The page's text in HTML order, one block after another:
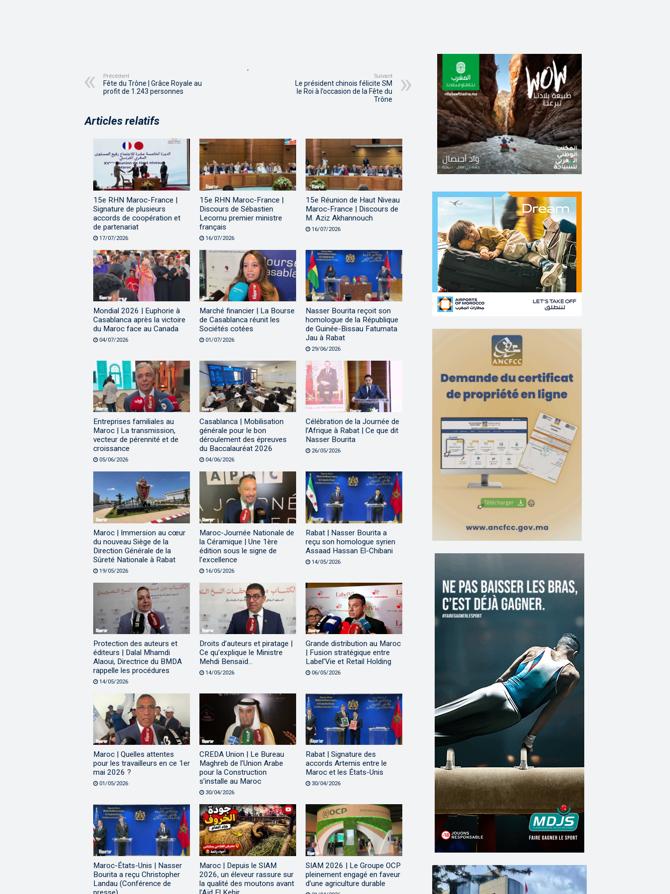
,
Précédent
Fête du Trône | Grâce Royale au
profit de 1.243 personnes
Suivant
Le président chinois félicite SM
le Roi à l’occasion de la Fête du
Trône
Articles relatifs
15e RHN Maroc-France |
Signature de plusieurs
accords de coopération et
de partenariat
17/07/2026
15e RHN Maroc-France |
Discours de Sébastien
Lecornu premier ministre
français
16/07/2026
15e Réunion de Haut Niveau
Maroc-France | Discours de
M. Aziz Akhannouch
16/07/2026
Mondial 2026 | Euphorie à
Casablanca après la victoire
du Maroc face au Canada
04/07/2026
Marché financier | La Bourse
de Casablanca réunit les
Sociétés cotées
01/07/2026
Nasser Bourita reçoit son
homologue de la République
de Guinée-Bissau Fatumata
Jau à Rabat
29/06/2026
Entreprises familiales au
Maroc | La transmission,
vecteur de pérennité et de
croissance
05/06/2026
Casablanca | Mobilisation
générale pour le bon
déroulement des épreuves
du Baccalauréat 2026
04/06/2026
Célébration de la Journée de
l’Afrique à Rabat | Ce que dit
Nasser Bourita
26/05/2026
Maroc | Immersion au cœur
du nouveau Siège de la
Direction Générale de la
Sûreté Nationale à Rabat
19/05/2026
Maroc-Journée Nationale de
la Céramique | Une 1ère
édition sous le signe de
l’excellence
16/05/2026
Rabat | Nasser Bourita a
reçu son homologue syrien
Assaad Hassan El-Chibani
14/05/2026
Protection des auteurs et
éditeurs | Dalal Mhamdi
Alaoui, Directrice du BMDA
rappelle les procédures
14/05/2026
Droits d’auteurs et piratage |
Ce qu’explique le Ministre
Mehdi Bensaïd…
14/05/2026
Grande distribution au Maroc
| Fusion stratégique entre
Label’Vie et Retail Holding
06/05/2026
Maroc | Quelles attentes
pour les travailleurs en ce 1er
mai 2026 ?
01/05/2026
CREDA Union | Le Bureau
Maghreb de l’Union Arabe
pour la Construction
s’installe au Maroc
30/04/2026
Rabat | Signature des
accords Artemis entre le
Maroc et les États-Unis
30/04/2026
Maroc-États-Unis | Nasser
Bourita a reçu Christopher
Landau (Conférence de
Maroc | Depuis le SIAM
2026, un éleveur rassure sur
la qualité des moutons avant
SIAM 2026 | Le Groupe OCP
pleinement engagé en faveur
d’une agriculture durable